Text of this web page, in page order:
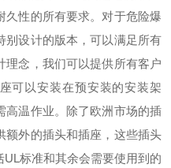
久性的所有要求。对于危险爆
别设计的版本，可以满足所有
理念，我们可以提供所有客户
可以安装在预安装的安装架
高温作业。除了欧洲市场的插
额外的插头和插座，这些插头
标准和其余会需要使用到的